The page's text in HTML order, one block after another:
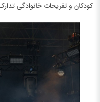
کودکان و تفریحات خانوادگی